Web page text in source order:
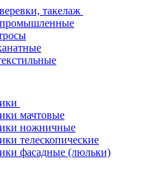
такелаж
мачтовые
ножничные
телескопические
фасадные (люльки)